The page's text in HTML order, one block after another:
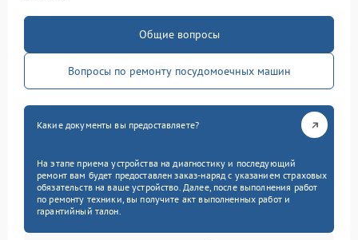
Общие вопросы
Вопросы по ремонту посудомоечных машин
Какие документы вы предоставляете?
На этапе приема устройства на диагностику и последующий
ремонт вам будет предоставлен заказ-наряд с указанием страховых
обязательств на ваше устройство. Далее, после выполнения работ
по ремонту техники, вы получите акт выполненных работ и
гарантийный талон.